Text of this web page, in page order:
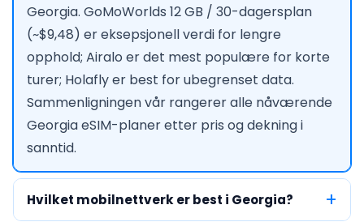
Georgia. GoMoWorlds 12 GB / 30-dagersplan
(~$9,48) er eksepsjonell verdi for lengre
opphold; Airalo er det mest populære for korte
turer; Holafly er best for ubegrenset data.
Sammenligningen vår rangerer alle nåværende
Georgia eSIM-planer etter pris og dekning i
sanntid.
Hvilket mobilnettverk er best i Georgia?